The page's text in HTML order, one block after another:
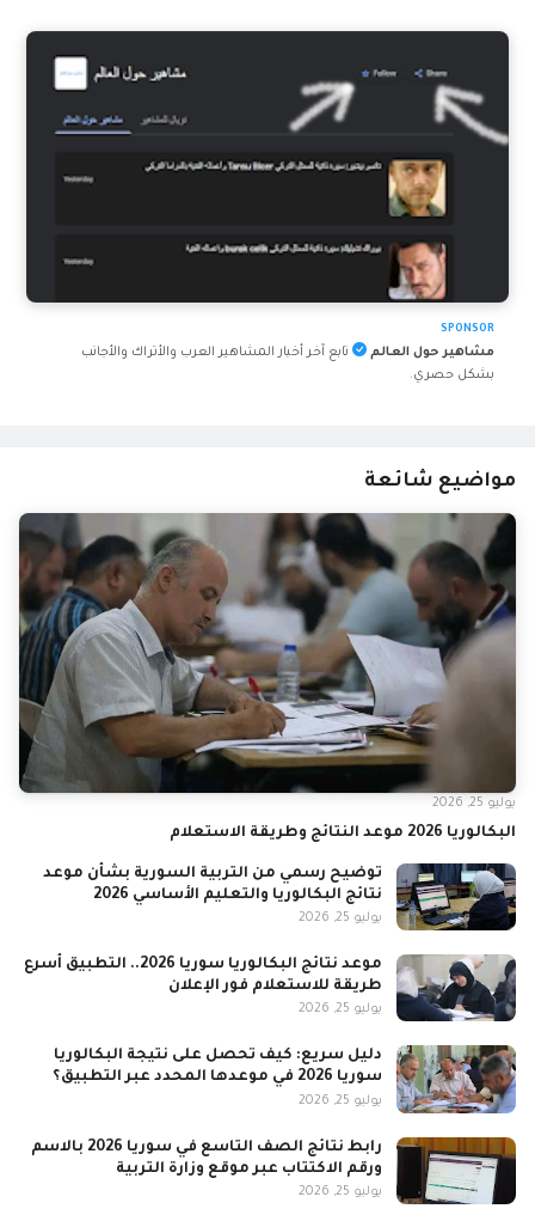
SPONSOR
مشاهير حول العالم
تابع آخر أخبار المشاهير العرب والأتراك والأجانب
بشكل حصري.
مواضيع شائعة
البكالوريا 2026 موعد النتائج وطريقة الاستعلام
يوليو 25, 2026
توضيح رسمي من التربية السورية بشأن موعد
نتائج البكالوريا والتعليم الأساسي 2026
يوليو 25, 2026
موعد نتائج البكالوريا سوريا 2026.. التطبيق أسرع
طريقة للاستعلام فور الإعلان
يوليو 25, 2026
دليل سريع: كيف تحصل على نتيجة البكالوريا
سوريا 2026 في موعدها المحدد عبر التطبيق؟
يوليو 25, 2026
رابط نتائج الصف التاسع في سوريا 2026 بالاسم
ورقم الاكتتاب عبر موقع وزارة التربية
يوليو 25, 2026